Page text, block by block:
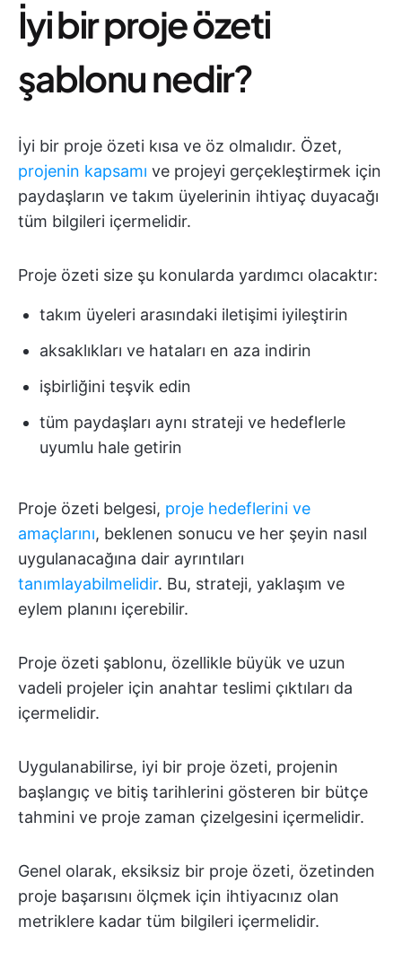
İyi bir proje özeti
şablonu nedir?
İyi bir proje özeti kısa ve öz olmalıdır. Özet,
projenin kapsamı ve projeyi gerçekleştirmek için
paydaşların ve takım üyelerinin ihtiyaç duyacağı
tüm bilgileri içermelidir.
Proje özeti size şu konularda yardımcı olacaktır:
takım üyeleri arasındaki iletişimi iyileştirin
aksaklıkları ve hataları en aza indirin
işbirliğini teşvik edin
tüm paydaşları aynı strateji ve hedeflerle
uyumlu hale getirin
Proje özeti belgesi, proje hedeflerini ve
amaçlarını, beklenen sonucu ve her şeyin nasıl
uygulanacağına dair ayrıntıları
tanımlayabilmelidir. Bu, strateji, yaklaşım ve
eylem planını içerebilir.
Proje özeti şablonu, özellikle büyük ve uzun
vadeli projeler için anahtar teslimi çıktıları da
içermelidir.
Uygulanabilirse, iyi bir proje özeti, projenin
başlangıç ve bitiş tarihlerini gösteren bir bütçe
tahmini ve proje zaman çizelgesini içermelidir.
Genel olarak, eksiksiz bir proje özeti, özetinden
proje başarısını ölçmek için ihtiyacınız olan
metriklere kadar tüm bilgileri içermelidir.